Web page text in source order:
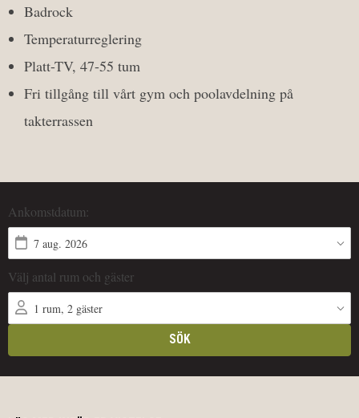
Badrock
Temperaturreglering
Platt-TV, 47-55 tum
Fri tillgång till vårt gym och poolavdelning på
takterrassen